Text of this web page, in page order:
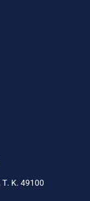
Τ. Κ. 49100